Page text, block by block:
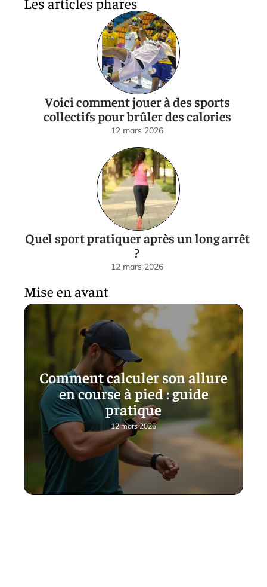
Voici comment jouer à des sports
collectifs pour brûler des calories
12 mars 2026
Quel sport pratiquer après un long arrêt
?
12 mars 2026
Mise en avant
Comment calculer son allure
en course à pied : guide
pratique
12 mars 2026